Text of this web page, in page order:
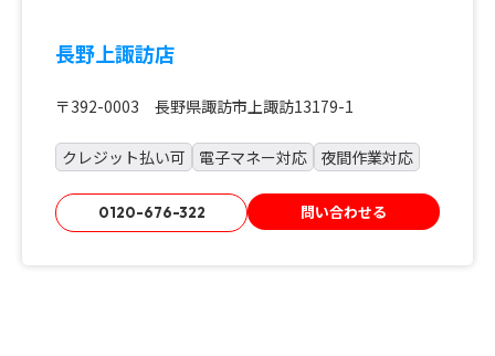
長野上諏訪店
〒392-0003 長野県諏訪市上諏訪13179-1
クレジット払い可 電子マネー対応 夜間作業対応
0120-676-322 問い合わせる